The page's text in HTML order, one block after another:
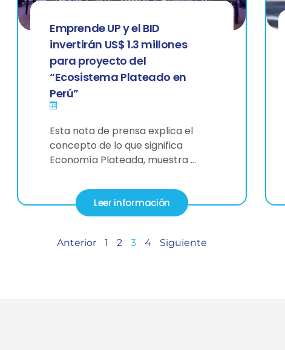
Emprende UP y el BID
invertirán US$ 1.3 millones
para proyecto del
“Ecosistema Plateado en
Perú”
Esta nota de prensa explica el
concepto de lo que significa
Economía Plateada, muestra …
Leer información
Anterior 1 2 3 4 Siguiente